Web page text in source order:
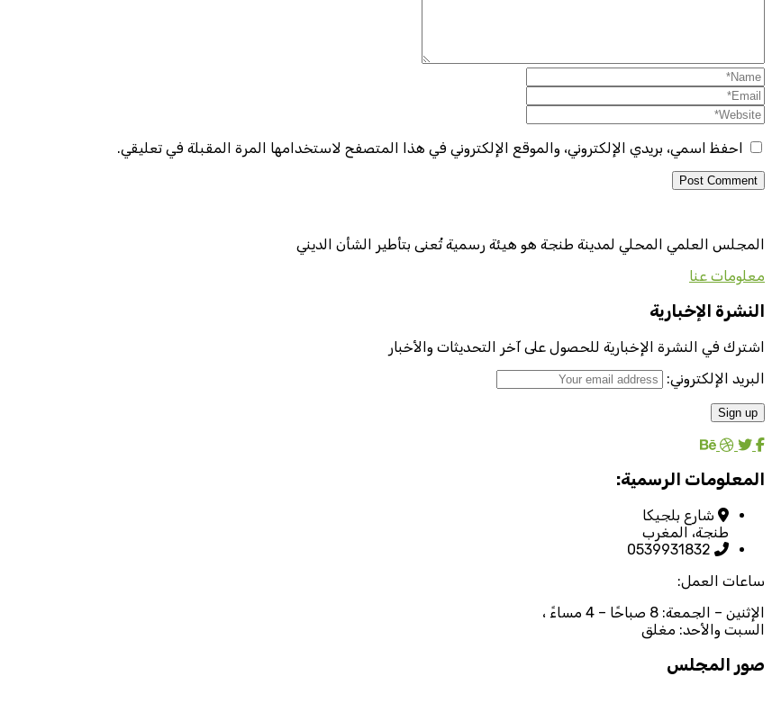
احفظ اسمي، بريدي الإلكتروني، والموقع الإلكتروني في هذا المتصفح لاستخدامها المرة المقبلة في تعليقي.
المجلس العلمي المحلي لمدينة طنجة هو هيئة رسمية تُعنى بتأطير الشأن الديني
معلومات عنا
النشرة الإخبارية
اشترك في النشرة الإخبارية للحصول على آخر التحديثات والأخبار
البريد الإلكتروني:
المعلومات الرسمية:
شارع بلجيكا
طنجة، المغرب
0539931832
ساعات العمل:
الإثنين – الجمعة: 8 صباحًا – 4 مساءً ،
السبت والأحد: مغلق
صور المجلس